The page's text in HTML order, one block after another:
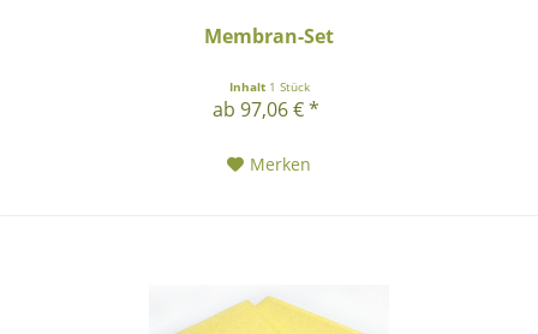
Membran-Set
Inhalt 1 Stück
ab 97,06 € *
Merken